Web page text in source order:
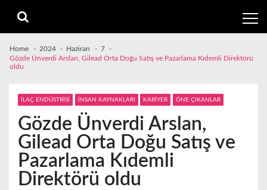
navigation
content
Home 2024 Haziran
7
Gözde Ünverdi Arslan, Gilead Orta Doğu Satış ve Pazarlama Kıdemli Direktörü
oldu
İLAÇ ENDÜSTRİSİ İNSAN KAYNAKLARI KARİYER ÖNE ÇIKANLAR
Gözde Ünverdi Arslan,
Gilead Orta Doğu Satış ve
Pazarlama Kıdemli
Direktörü oldu